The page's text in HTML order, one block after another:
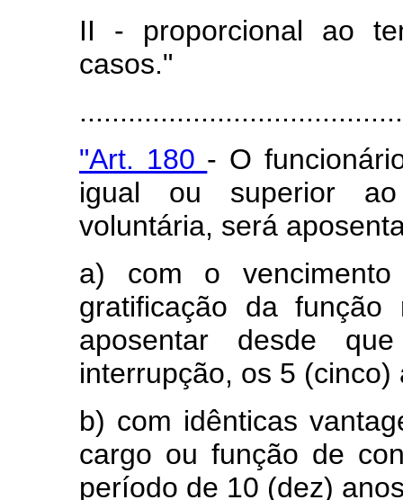
II - proporcional ao
casos."
"Art. 180 - O
igual ou superior ao
voluntária, será
a) com o
gratificação da
aposentar desde
interrupção, os 5
b) com idênticas
cargo ou função de
período de 10 (dez)